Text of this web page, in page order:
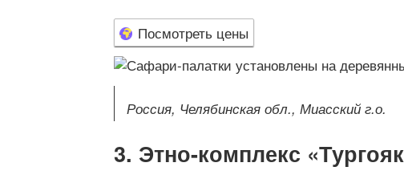
Посмотреть цены
Россия, Челябинская обл., Миасский г.о.
Этно-комплекс